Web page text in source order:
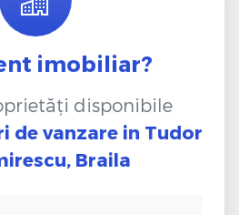
imobiliar?
disponibile
de vanzare in Tudor
Braila